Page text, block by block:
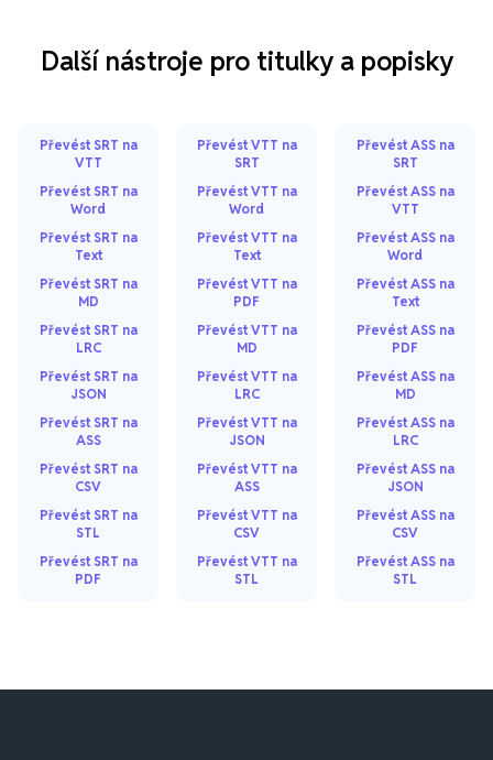
Další nástroje pro titulky a popisky
Převést SRT na
VTT
Převést SRT na
Word
Převést SRT na
Text
Převést SRT na
MD
Převést SRT na
LRC
Převést SRT na
JSON
Převést SRT na
ASS
Převést SRT na
CSV
Převést SRT na
STL
Převést SRT na
PDF
Převést VTT na
SRT
Převést VTT na
Word
Převést VTT na
Text
Převést VTT na
PDF
Převést VTT na
MD
Převést VTT na
LRC
Převést VTT na
JSON
Převést VTT na
ASS
Převést VTT na
CSV
Převést VTT na
STL
Převést ASS na
SRT
Převést ASS na
VTT
Převést ASS na
Word
Převést ASS na
Text
Převést ASS na
PDF
Převést ASS na
MD
Převést ASS na
LRC
Převést ASS na
JSON
Převést ASS na
CSV
Převést ASS na
STL